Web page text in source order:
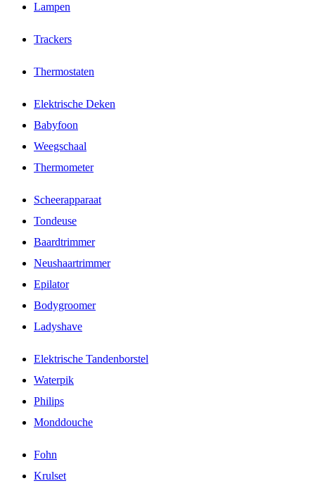
Lampen
Trackers
Thermostaten
Elektrische Deken
Babyfoon
Weegschaal
Thermometer
Scheerapparaat
Tondeuse
Baardtrimmer
Neushaartrimmer
Epilator
Bodygroomer
Ladyshave
Elektrische Tandenborstel
Waterpik
Philips
Monddouche
Fohn
Krulset